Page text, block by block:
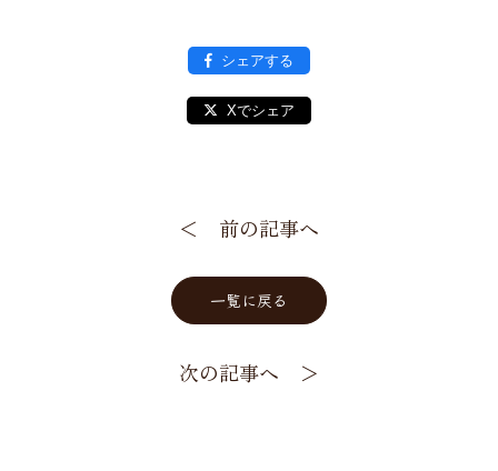
シェアする
Xでシェア
＜ 前の記事へ
一覧に戻る
次の記事へ ＞